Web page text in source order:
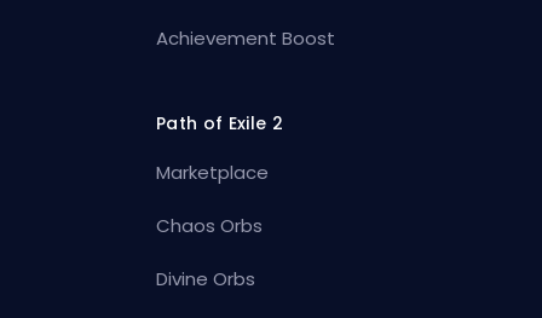
Achievement Boost
Path of Exile 2
Marketplace
Chaos Orbs
Divine Orbs